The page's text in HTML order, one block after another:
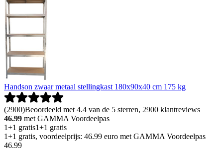
Handson zwaar metaal stellingkast 180x90x40 cm 175 kg
(2900)Beoordeeld met 4.4 van de 5 sterren, 2900 klantreviews
46.99 met GAMMA Voordeelpas
1+1 gratis1+1 gratis
1+1 gratis, voordeelprijs: 46.99 euro met GAMMA Voordeelpas
46.99